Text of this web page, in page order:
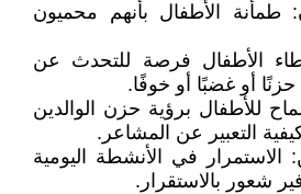
طمأنة الأطفال بأنهم محميون
الأطفال فرصة للتحدث عن
أو غضبًا أو خوفًا.
للأطفال برؤية حزن الوالدين
التعبير عن المشاعر.
الاستمرار في الأنشطة اليومية
شعور بالاستقرار.